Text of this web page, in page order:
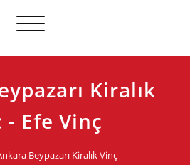
Navigasyonu
Kiralık
- Efe Vinç
Beypazarı Kiralık Vinç